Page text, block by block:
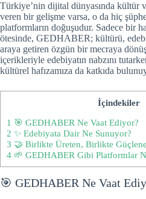
Türkiye’nin dijital dünyasında kültür
veren bir gelişme varsa, o da hiç
platformların doğuşudur. Sadece bir
ötesinde, GEDHABER; kültürü,
araya getiren özgün bir mecraya
içerikleriyle edebiyatın nabzını
kültürel hafızamıza da katkıda
İçindekiler
1 🎯 GEDHABER Ne Vaat Ediyor?
2 ✨ Edebiyata Dair Ne Sunuyor?
3 🤝 Birlikte Üreten, Birlikte
4 🌱 GEDHABER Gibi Platformlar
🎯 GEDHABER Ne Vaat